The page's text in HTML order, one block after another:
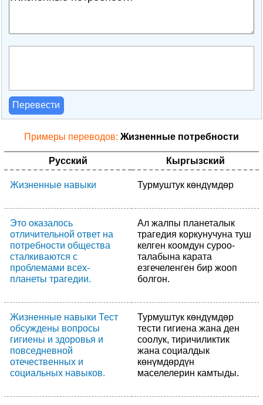
Перевести
Примеры переводов: Жизненные потребности
Русский Кыргызский
Жизненные навыки Турмуштук көндүмдөр
Это оказалось
отличительной ответ на
потребности общества
сталкиваются с
проблемами всех-
планеты трагедии.
Ал жалпы планеталык
трагедия коркунучуна туш
келген коомдун суроо-
талабына карата
езгечеленген бир жооп
болгон.
Жизненные навыки Тест
обсуждены вопросы
гигиены и здоровья и
повседневной
отечественных и
социальных навыков.
Турмуштук көндүмдөр
тести гигиена жана ден
соолук, тиричиликтик
жана социалдык
көнүмдөрдүн
маселелерин камтыды.